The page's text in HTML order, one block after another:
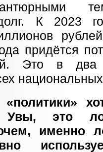
К 2023
придётся
Это в
национальных
Увы, это
именно